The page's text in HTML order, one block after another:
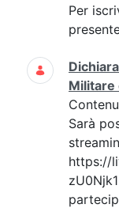
Per
Militare
Sarà
https://